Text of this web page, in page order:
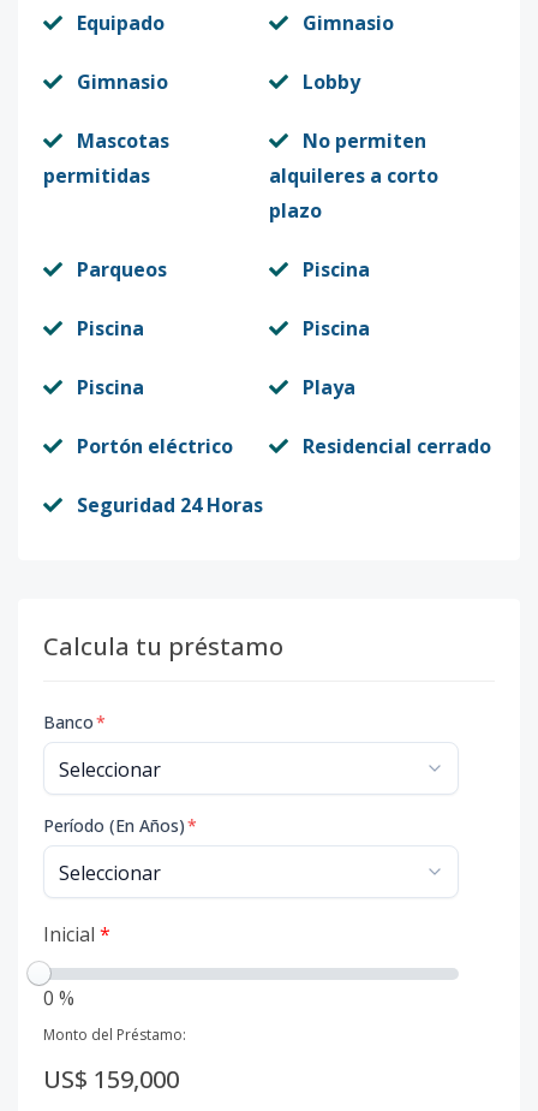
Equipado Gimnasio
Gimnasio Lobby
Mascotas
permitidas
No permiten
alquileres a corto
plazo
Parqueos Piscina
Piscina Piscina
Piscina Playa
Portón eléctrico Residencial cerrado
Seguridad 24 Horas
Calcula tu préstamo
Banco*
Período (En Años)*
Inicial *
0 %
Monto del Préstamo:
US$ 159,000